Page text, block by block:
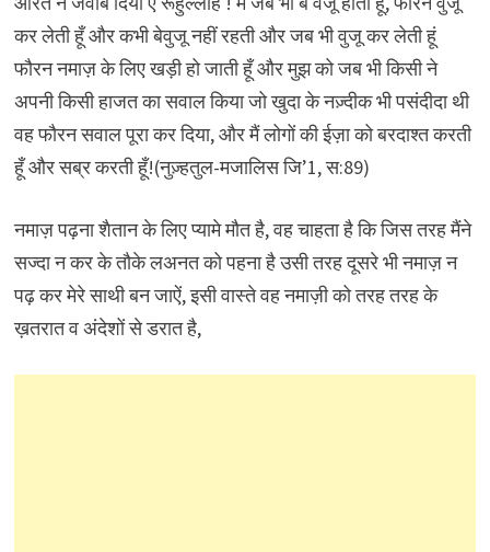
कर लेती हूँ और कभी बेवुजू नहीं रहती और जब भी वुजू कर लेती हूं
फौरन नमाज़ के लिए खड़ी हो जाती हूँ और मुझ को जब भी किसी ने
अपनी किसी हाजत का सवाल किया जो खुदा के नज़्दीक भी पसंदीदा थी
वह फौरन सवाल पूरा कर दिया, और मैं लोगों की ईज़ा को बरदाश्त करती
हूँ और सब्र करती हूँ!(नुज़्हतुल-मजालिस जि’1, स:89)
नमाज़ पढ़ना शैतान के लिए प्यामे मौत है, वह चाहता है कि जिस तरह मैंने
सज्दा न कर के तौके लअनत को पहना है उसी तरह दूसरे भी नमाज़ न
पढ़ कर मेरे साथी बन जाऐं, इसी वास्ते वह नमाज़ी को तरह तरह के
ख़तरात व अंदेशों से डरात है,